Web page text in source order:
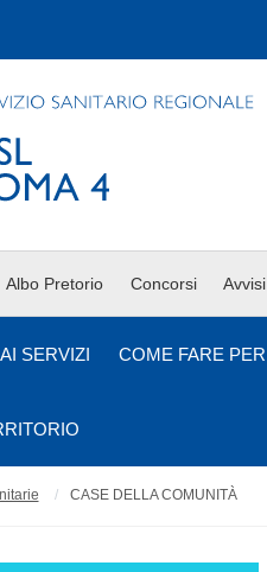
Albo Pretorio Concorsi Avvisi
SERVIZI COME FARE PER
CASE DELLA COMUNITÀ